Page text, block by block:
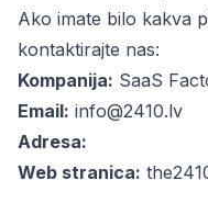
Ako imate bilo kakva
kontaktirajte nas:
Kompanija: SaaS
Email: info@2410.lv
Adresa:
Web stranica: